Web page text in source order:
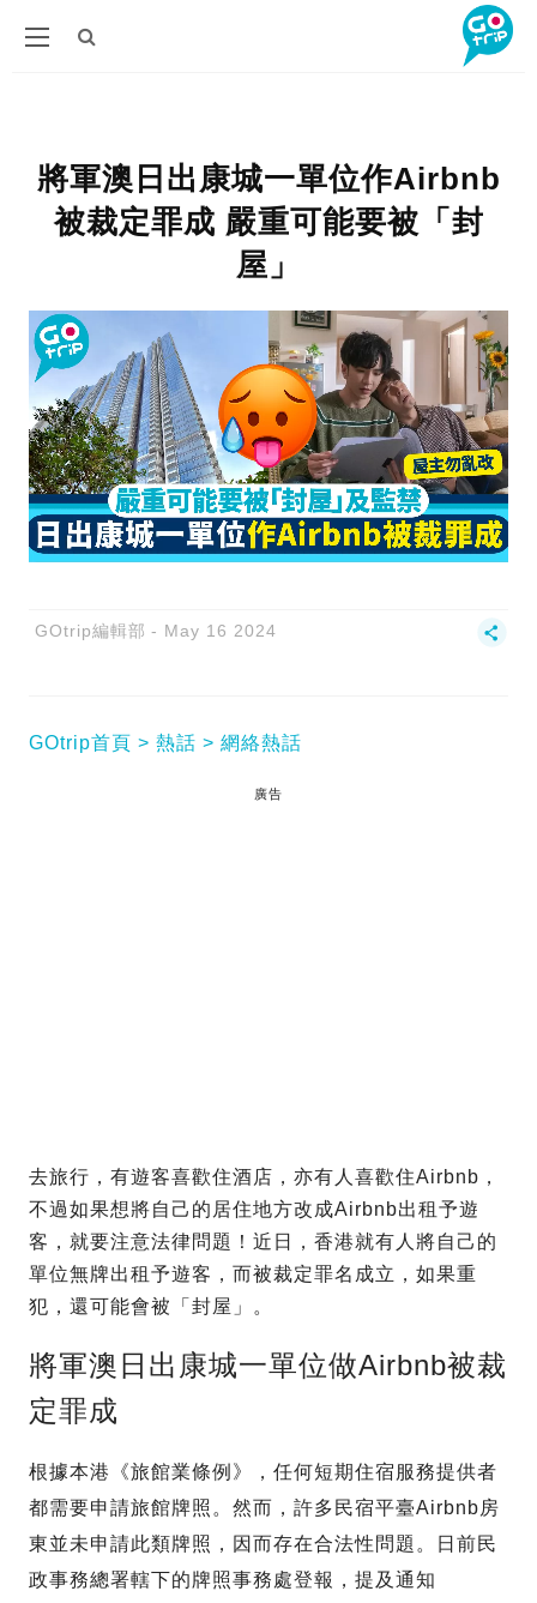
將軍澳日出康城一單位作Airbnb
被裁定罪成 嚴重可能要被「封
屋」
GOtrip編輯部 May 16 2024
GOtrip首頁 熱話 網絡熱話
廣告
去旅行，有遊客喜歡住酒店，亦有人喜歡住Airbnb，
不過如果想將自己的居住地方改成Airbnb出租予遊
客，就要注意法律問題！近日，香港就有人將自己的
單位無牌出租予遊客，而被裁定罪名成立，如果重
犯，還可能會被「封屋」。
將軍澳日出康城一單位做Airbnb被裁
定罪成
根據本港《旅館業條例》，任何短期住宿服務提供者
都需要申請旅館牌照。然而，許多民宿平臺Airbnb房
東並未申請此類牌照，因而存在合法性問題。日前民
政事務總署轄下的牌照事務處登報，提及通知